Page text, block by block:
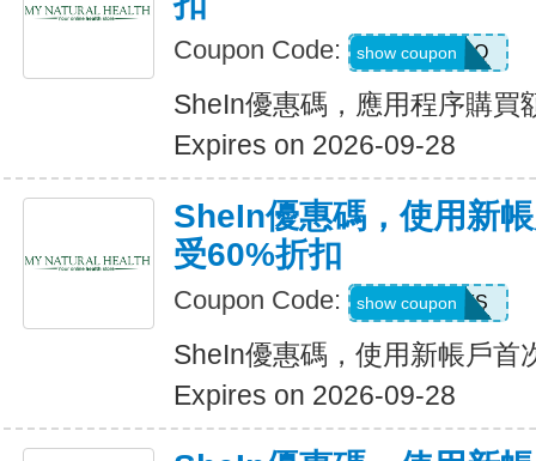
Coupon Code: 4LA4Q
show coupon
SheIn優惠碼，應用程序購買
Expires on 2026-09-28
SheIn優惠碼，使用新
受60%折扣
Coupon Code: 8EEFS
show coupon
SheIn優惠碼，使用新帳戶首
Expires on 2026-09-28